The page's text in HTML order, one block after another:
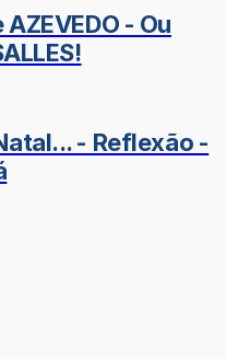
AZEVEDO - Ou
- Reflexão -